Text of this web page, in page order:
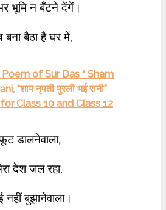
भूमि न बँटने देंगें।
बना बैठा है घर में,
Poem of Sur Das “ Sham
“शाम नृपती मुरली भई रानी”
Class 10 and Class 12
डालनेवाला,
देश जल रहा,
नहीं बुझानेवाला।